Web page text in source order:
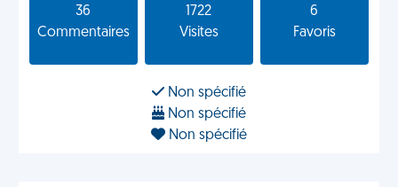
36
Commentaires
1722
Visites
6
Favoris
Non spécifié
Non spécifié
Non spécifié